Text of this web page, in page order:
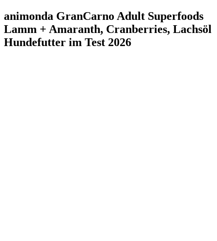
animonda GranCarno Adult Superfoods
Lamm + Amaranth, Cranberries, Lachsöl
Hundefutter im Test 2026